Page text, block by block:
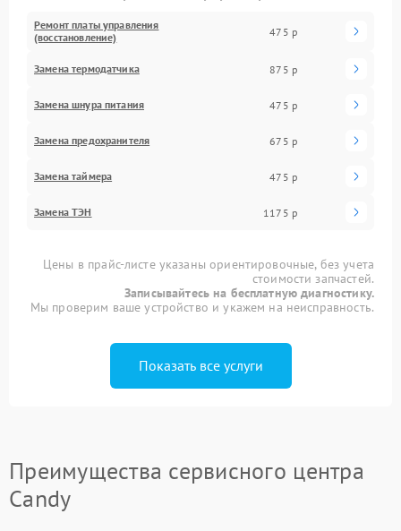
Ремонт платы управления
(восстановление)
475 р
Замена термодатчика 875 р
Замена шнура питания 475 р
Замена предохранителя 675 р
Замена таймера 475 р
Замена ТЭН 1175 р
Цены в прайс-листе указаны ориентировочные, без учета
стоимости запчастей.
Записывайтесь на бесплатную диагностику.
Мы проверим ваше устройство и укажем на неисправность.
Показать все услуги
Преимущества сервисного центра
Candy